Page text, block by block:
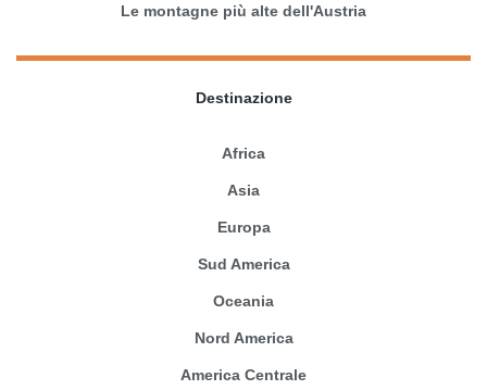
Le montagne più alte dell'Austria
Destinazione
Africa
Asia
Europa
Sud America
Oceania
Nord America
America Centrale